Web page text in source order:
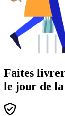
Faites
le jour de